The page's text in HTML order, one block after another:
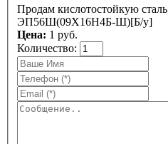
Продам кислотостойкую сталь ЭИ925 (08Х17Н5МЗ),
ЭП56Ш(09Х16Н4Б-Ш)[Б/у]
Цена: 1 руб.
Количество: